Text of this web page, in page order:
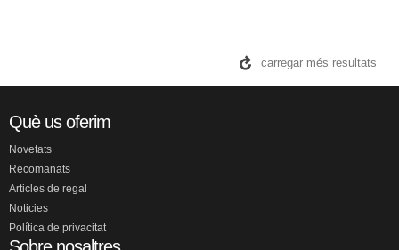
carregar més resultats
Què us oferim
Novetats
Recomanats
Articles de regal
Noticies
Política de privacitat